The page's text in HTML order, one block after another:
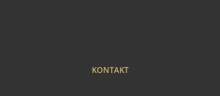
KONTAKT